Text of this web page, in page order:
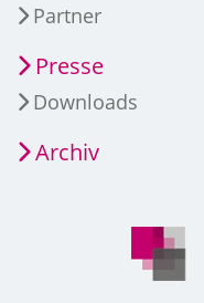
Partner
Presse
Downloads
Archiv